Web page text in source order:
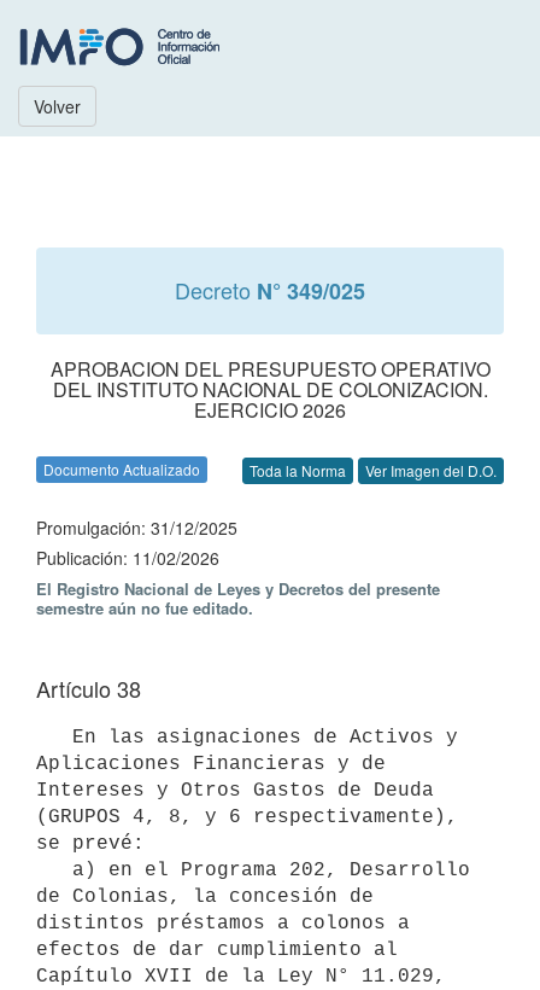
Volver
Decreto N° 349/025
APROBACION DEL PRESUPUESTO OPERATIVO
DEL INSTITUTO NACIONAL DE COLONIZACION.
EJERCICIO 2026
Documento Actualizado Toda la Norma Ver Imagen del D.O.
Promulgación: 31/12/2025
Publicación: 11/02/2026
El Registro Nacional de Leyes y Decretos del presente
semestre aún no fue editado.
Artículo 38
Aplicaciones Financieras y de
Intereses y Otros Gastos de Deuda
(GRUPOS 4, 8, y 6 respectivamente),
se prevé:
de Colonias, la concesión de
distintos préstamos a colonos a
efectos de dar cumplimiento al
Capítulo XVII de la Ley N° 11.029,